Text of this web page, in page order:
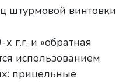
штурмовой винтовки
г.г. и «обратная
использованием
прицельные